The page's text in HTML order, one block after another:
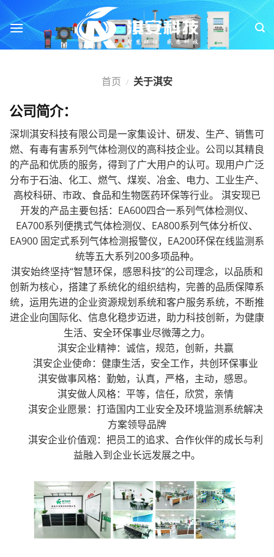
跳
转
到
内
首页 / 关于淇安
公司简介：
深圳淇安科技有限公司是一家集设计、研发、生产、销售可
燃、有毒有害系列气体检测仪的高科技企业。公司以其精良
的产品和优质的服务，得到了广大用户的认可。现用户广泛
分布于石油、化工、燃气、煤炭、冶金、电力、工业生产、
高校科研、市政、食品和生物医药环保等行业。 淇安现已
开发的产品主要包括：EA600四合一系列气体检测仪、
EA700系列便携式气体检测仪、EA800系列气体分析仪、
EA900 固定式系列气体检测报警仪，EA200环保在线监测系
统等五大系列200多项品种。
淇安始终坚持“智慧环保，感恩科技”的公司理念，以品质和
创新为核心，搭建了系统化的组织结构，完善的品质保障系
统，运用先进的企业资源规划系统和客户服务系统，不断推
进企业向国际化、信息化稳步迈进，助力科技创新，为健康
生活、安全环保事业尽微薄之力。
淇安企业精神：诚信，规范，创新，共赢
淇安企业使命：健康生活，安全工作，共创环保事业
淇安做事风格：勤勉，认真，严格，主动，感恩。
淇安做人风格：平等，信任，欣赏，亲情
淇安企业愿景：打造国内工业安全及环境监测系统解决
方案领导品牌
淇安企业价值观：把员工的追求、合作伙伴的成长与利
益融入到企业长远发展之中。